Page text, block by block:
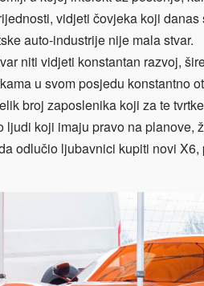
vidjeti čovjeka koji danas
auto-industrije nije mala stvar.
niti vidjeti konstantan razvoj,
u svom posjedu konstantno
broj zaposlenika koji za te
ljudi koji imaju pravo na planove,
odlučio ljubavnici kupiti novi